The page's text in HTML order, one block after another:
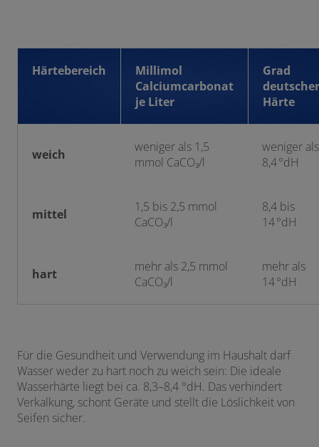
Härtebereich
Millimol
Calciumcarbonat
je Liter
Grad
deutscher
Härte
weich
weniger als 1,5
mmol CaCO₃/l
weniger als
8,4 °dH
mittel
1,5 bis 2,5 mmol
CaCO₃/l
8,4 bis
14 °dH
hart
mehr als 2,5 mmol
CaCO₃/l
mehr als
14 °dH
Für die Gesundheit und Verwendung im Haushalt darf
Wasser weder zu hart noch zu weich sein: Die ideale
Wasserhärte liegt bei ca. 8,3–8,4 °dH. Das verhindert
Verkalkung, schont Geräte und stellt die Löslichkeit von
Seifen sicher.